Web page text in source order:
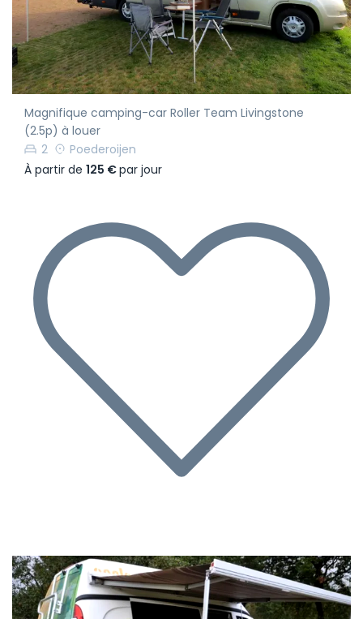
Magnifique camping-car Roller Team Livingstone
(2.5p) à louer
2
Poederoijen
À partir de 125 €par jour